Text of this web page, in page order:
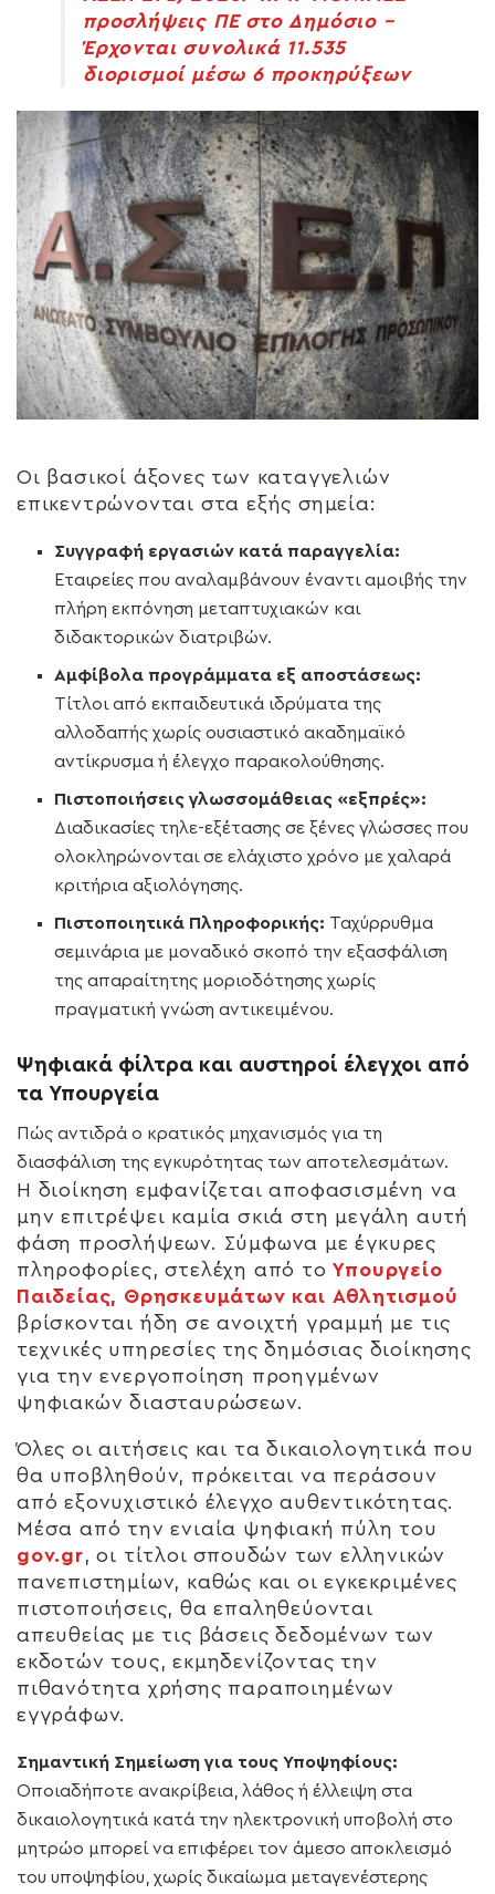
προσλήψεις ΠΕ στο Δημόσιο –
Έρχονται συνολικά 11.535
διορισμοί μέσω 6 προκηρύξεων
Οι βασικοί άξονες των καταγγελιών
επικεντρώνονται στα εξής σημεία:
Συγγραφή εργασιών κατά παραγγελία:
Εταιρείες που αναλαμβάνουν έναντι αμοιβής την
πλήρη εκπόνηση μεταπτυχιακών και
διδακτορικών διατριβών.
Αμφίβολα προγράμματα εξ αποστάσεως:
Τίτλοι από εκπαιδευτικά ιδρύματα της
αλλοδαπής χωρίς ουσιαστικό ακαδημαϊκό
αντίκρυσμα ή έλεγχο παρακολούθησης.
Πιστοποιήσεις γλωσσομάθειας «εξπρές»:
Διαδικασίες τηλε-εξέτασης σε ξένες γλώσσες που
ολοκληρώνονται σε ελάχιστο χρόνο με χαλαρά
κριτήρια αξιολόγησης.
Πιστοποιητικά Πληροφορικής: Ταχύρρυθμα
σεμινάρια με μοναδικό σκοπό την εξασφάλιση
της απαραίτητης μοριοδότησης χωρίς
πραγματική γνώση αντικειμένου.
Ψηφιακά φίλτρα και αυστηροί έλεγχοι από
τα Υπουργεία
Πώς αντιδρά ο κρατικός μηχανισμός για τη
διασφάλιση της εγκυρότητας των αποτελεσμάτων.
Η διοίκηση εμφανίζεται αποφασισμένη να
μην επιτρέψει καμία σκιά στη μεγάλη αυτή
φάση προσλήψεων. Σύμφωνα με έγκυρες
πληροφορίες, στελέχη από τοΥπουργείο
Παιδείας, Θρησκευμάτων και Αθλητισμού
βρίσκονται ήδη σε ανοιχτή γραμμή με τις
τεχνικές υπηρεσίες της δημόσιας διοίκησης
για την ενεργοποίηση προηγμένων
ψηφιακών διασταυρώσεων.
Όλες οι αιτήσεις και τα δικαιολογητικά που
θα υποβληθούν, πρόκειται να περάσουν
από εξονυχιστικό έλεγχο αυθεντικότητας.
Μέσα από την ενιαία ψηφιακή πύλη του
gov.gr, οι τίτλοι σπουδών των ελληνικών
πανεπιστημίων, καθώς και οι εγκεκριμένες
πιστοποιήσεις, θα επαληθεύονται
απευθείας με τις βάσεις δεδομένων των
εκδοτών τους, εκμηδενίζοντας την
πιθανότητα χρήσης παραποιημένων
εγγράφων.
Σημαντική Σημείωση για τους Υποψηφίους:
Οποιαδήποτε ανακρίβεια, λάθος ή έλλειψη στα
δικαιολογητικά κατά την ηλεκτρονική υποβολή στο
μητρώο μπορεί να επιφέρει τον άμεσο αποκλεισμό
του υποψηφίου, χωρίς δικαίωμα μεταγενέστερης